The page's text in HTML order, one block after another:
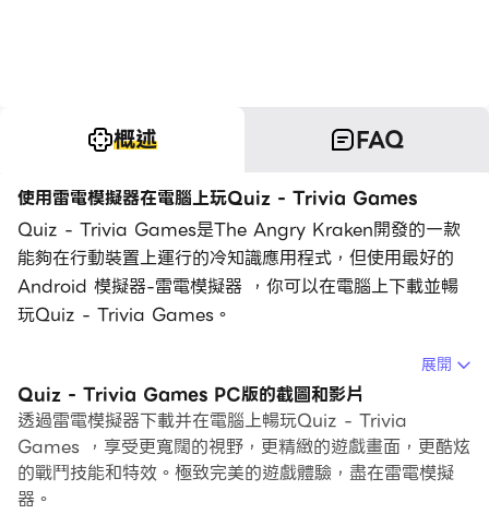
概述 FAQ
使用雷電模擬器在電腦上玩Quiz - Trivia Games
Quiz - Trivia Games是The Angry Kraken開發的一款
能夠在行動裝置上運行的冷知識應用程式，但使用最好的
Android 模擬器-雷電模擬器 ，你可以在電腦上下載並暢
玩Quiz - Trivia Games。
在電腦上運行Quiz - Trivia Games，您可以在大螢幕上
清晰地瀏覽, 而用滑鼠和鍵盤操控應用程式比用觸摸屏鍵盤
要快得多，同時你將永遠不必擔心設備的電量問題。
通過多開和同步功能，你甚至可以在PC上運行多個應用程
式和帳戶。
展開
Quiz - Trivia Games PC版的截圖和影片
透過雷電模擬器下載并在電腦上暢玩Quiz - Trivia
Games ，享受更寬闊的視野，更精緻的遊戲畫面，更酷炫
的戰鬥技能和特效。極致完美的遊戲體驗，盡在雷電模擬
器。